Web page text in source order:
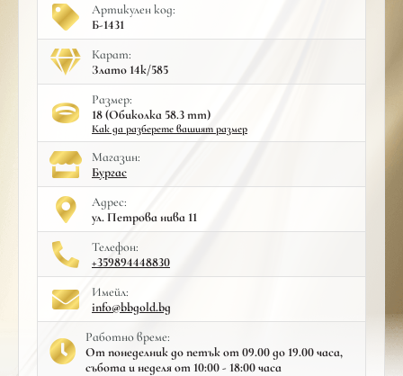
Артикулен код:
Б-1431
Карат:
Злато 14к/585
Размер:
18 (Обиколка 58.3 mm)
Как да разберете вашият размер
Mагазин:
Бургас
Адрес:
ул. Петрова нива 11
Телефон:
+359894448830
Имейл:
info@bbgold.bg
Работно време:
От понеделник до петък от 09.00 до 19.00 часа,
събота и неделя от 10:00 - 18:00 часа